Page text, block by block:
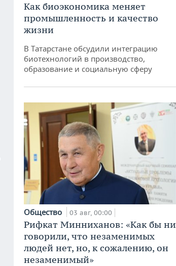
Как биоэкономика меняет
промышленность и качество
жизни
В Татарстане обсудили интеграцию
биотехнологий в производство,
образование и социальную сферу
Общество 03 авг, 00:00
Рифкат Минниханов: «Как бы ни
говорили, что незаменимых
людей нет, но, к сожалению, он
незаменимый»